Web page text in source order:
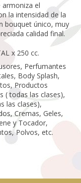
armoniza el
la intensidad de la
bouquet único, muy
calidad final.
x 250 cc.
Perfumantes
Body Splash,
Productos
( todas las clases),
las clases),
Cremas, Geles,
y Tocador,
Polvos, etc.